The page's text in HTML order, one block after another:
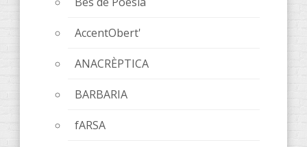
AccentObert'
ANACRÈPTICA
BARBARIA
fARSA